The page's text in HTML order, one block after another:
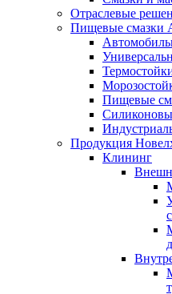
Отраслевые
Пищевые смазки
Пищевые
Продукция
Клининг